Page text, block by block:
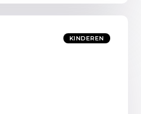
KINDEREN